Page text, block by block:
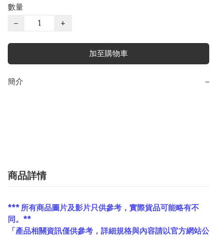
數量
−
+
加至購物車
簡介 −
商品詳情
*** 所有商品圖片及影片只供參考，實際貨品可能略有不
同。**
「產品相關資訊僅供參考，詳細規格與內容請以官方網站公